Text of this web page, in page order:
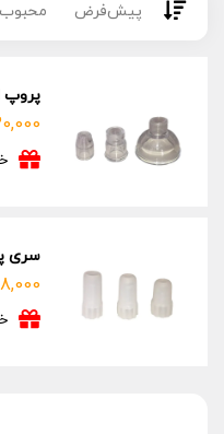
پیش‌فرض
پروپ
سری